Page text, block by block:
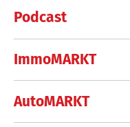
Podcast
ImmoMARKT
AutoMARKT